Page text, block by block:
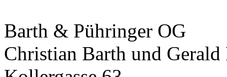
Barth & Pühringer OG
Christian Barth und Gerald